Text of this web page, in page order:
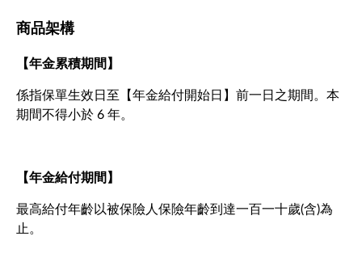
商品架構
【年金累積期間】
係指保單生效日至【年金給付開始日】前一日之期間。本
期間不得小於 6 年。
【年金給付期間】
最高給付年齡以被保險人保險年齡到達一百一十歲(含)為
止。